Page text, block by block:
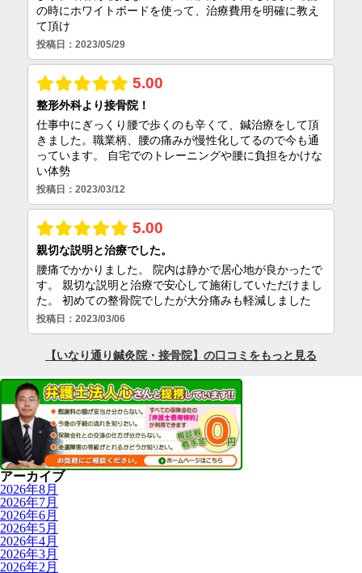
アーカイブ
2026年8月
2026年7月
2026年6月
2026年5月
2026年4月
2026年3月
2026年2月